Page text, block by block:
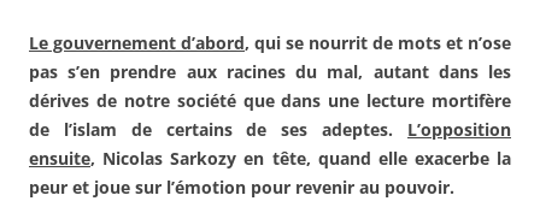
Le gouvernement d’abord, qui se nourrit de mots et n’ose
pass’en prendre aux racines du mal, autant dans les
dérives de notre société que dans une lecture mortifère
de l’islam de certainsde ses adeptes. L’opposition
ensuite, Nicolas Sarkozy en tête, quand elle exacerbe la
peur et joue sur l’émotion pour revenir au pouvoir.